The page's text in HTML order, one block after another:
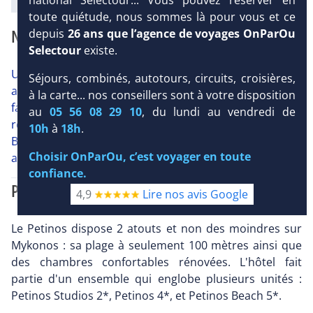
NOTRE AVIS
Un petit hôtel familial bien tenu à ne pas confondre
avec le Petinos Beach 5*, situé en 1ère ligne mais qui
fait partie du même complexe. La piscine et le
restaurant en accès libre sont dans la partie Petinos
Beach 5* mitoyenne. Très belle plage de Platy Gialos
aux dimensions généreuses pour Mykonos.
PRÉSENTATION
Le Petinos dispose 2 atouts et non des moindres sur
Mykonos : sa plage à seulement 100 mètres ainsi que
des chambres confortables rénovées. L'hôtel fait
partie d'un ensemble qui englobe plusieurs unités :
Petinos Studios 2*, Petinos 4*, et Petinos Beach 5*.
toute quiétude, nous sommes là pour vous et ce
depuis 26 ans que l’agence de voyages OnParOu
Selectour existe.
Séjours, combinés, autotours, circuits, croisières,
à la carte... nos conseillers sont à votre disposition
au 05 56 08 29 10, du lundi au vendredi de
10h à 18h.
Choisir OnParOu, c’est voyager en toute
confiance.
4,9
Lire nos avis Google